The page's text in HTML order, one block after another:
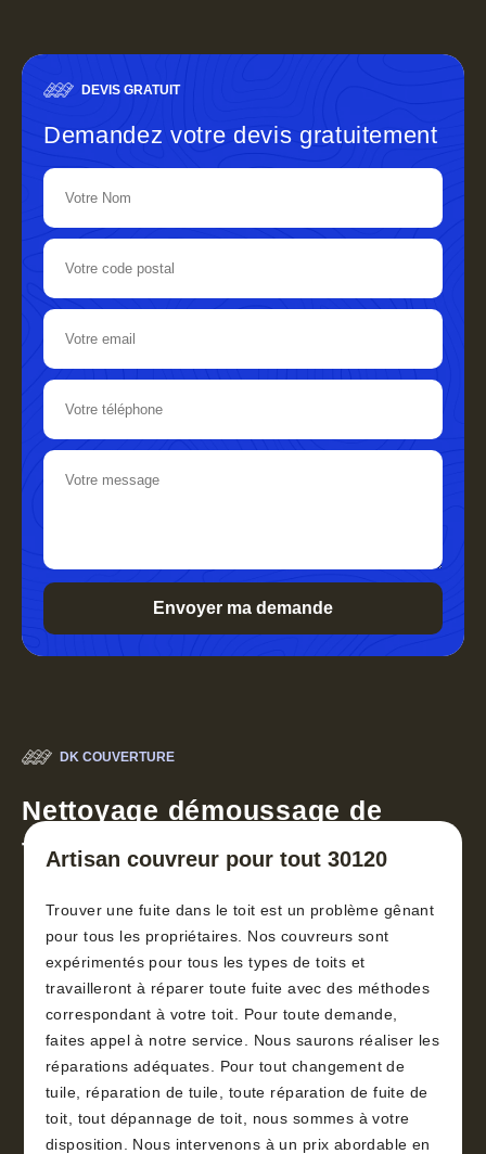
DEVIS GRATUIT
Demandez votre devis gratuitement
DK COUVERTURE
Nettoyage démoussage de
toiture 30
Artisan couvreur pour tout 30120
Trouver une fuite dans le toit est un problème gênant
pour tous les propriétaires. Nos couvreurs sont
expérimentés pour tous les types de toits et
travailleront à réparer toute fuite avec des méthodes
correspondant à votre toit. Pour toute demande,
faites appel à notre service. Nous saurons réaliser les
réparations adéquates. Pour tout changement de
tuile, réparation de tuile, toute réparation de fuite de
toit, tout dépannage de toit, nous sommes à votre
disposition. Nous intervenons à un prix abordable en